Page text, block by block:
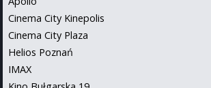
Cinema City Kinepolis
Cinema City Plaza
Helios Poznań
IMAX